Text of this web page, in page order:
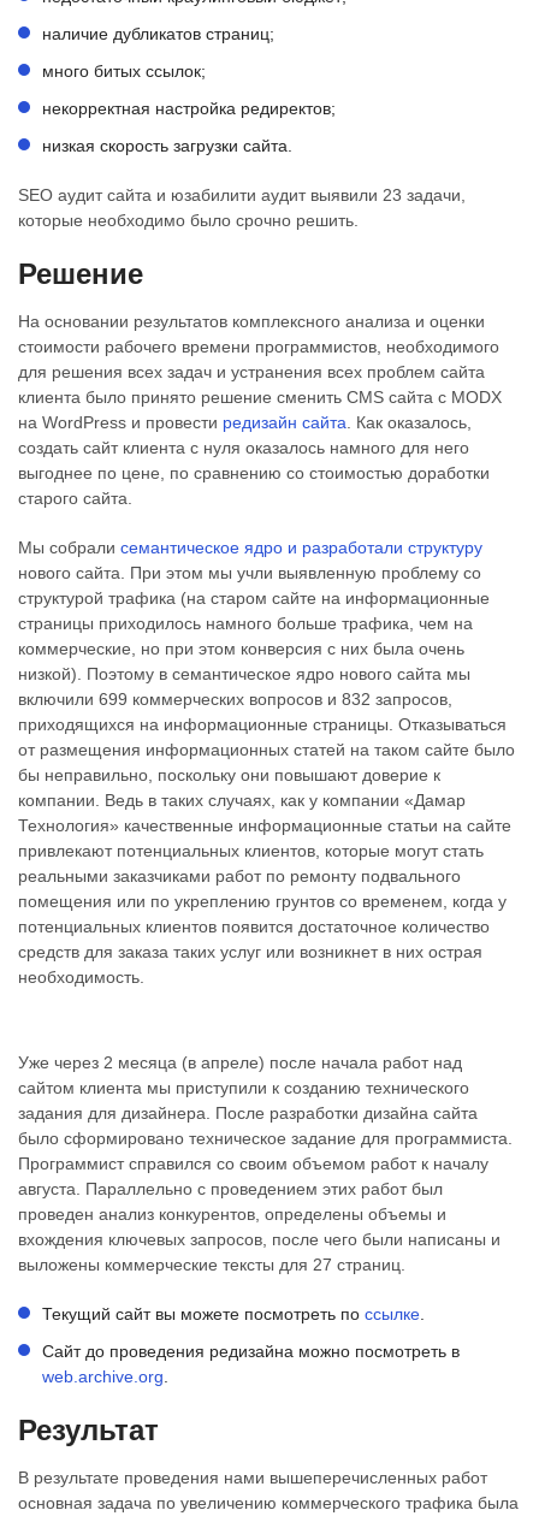
наличие дубликатов страниц;
много битых ссылок;
некорректная настройка редиректов;
низкая скорость загрузки сайта.
SEO аудит сайта и юзабилити аудит выявили 23 задачи,
которые необходимо было срочно решить.
​Решение
На основании результатов комплексного анализа и оценки
стоимости рабочего времени программистов, необходимого
для решения всех задач и устранения всех проблем сайта
клиента было принято решение сменить CMS сайта с MODX
на WordPress и провести редизайн сайта . Как оказалось,
создать сайт клиента с нуля оказалось намного для него
выгоднее по цене, по сравнению со стоимостью доработки
старого сайта.
Мы собрали семантическое ядро и разработали структуру
нового сайта. При этом мы учли выявленную проблему со
структурой трафика (на старом сайте на информационные
страницы приходилось намного больше трафика, чем на
коммерческие, но при этом конверсия с них была очень
низкой). Поэтому в семантическое ядро нового сайта мы
включили 699 коммерческих вопросов и 832 запросов,
приходящихся на информационные страницы. Отказываться
от размещения информационных статей на таком сайте было
бы неправильно, поскольку они повышают доверие к
компании. Ведь в таких случаях, как у компании «Дамар
Технология» качественные информационные статьи на сайте
привлекают потенциальных клиентов, которые могут стать
реальными заказчиками работ по ремонту подвального
помещения или по укреплению грунтов со временем, когда у
потенциальных клиентов появится достаточное количество
средств для заказа таких услуг или возникнет в них острая
необходимость.
Уже через 2 месяца (в апреле) после начала работ над
сайтом клиента мы приступили к созданию технического
задания для дизайнера. После разработки дизайна сайта
было сформировано техническое задание для программиста.
Программист справился со своим объемом работ к началу
августа. Параллельно с проведением этих работ был
проведен анализ конкурентов, определены объемы и
вхождения ключевых запросов, после чего были написаны и
выложены коммерческие тексты для 27 страниц.
Текущий сайт вы можете посмотреть по ссылке
Сайт до проведения редизайна можно посмотреть в
web.archive.org
​Результат
В результате проведения нами вышеперечисленных работ
основная задача по увеличению коммерческого трафика была